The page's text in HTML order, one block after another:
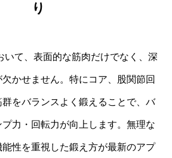
り
いて、表面的な筋肉だけでなく、深
かせません。特にコア、股関節回
をバランスよく鍛えることで、バ
力・回転力が向上します。無理な
性を重視した鍛え方が最新のアプ